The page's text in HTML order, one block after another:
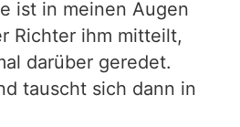
ist in meinen Augen
Richter ihm mitteilt,
darüber geredet.
tauscht sich dann in